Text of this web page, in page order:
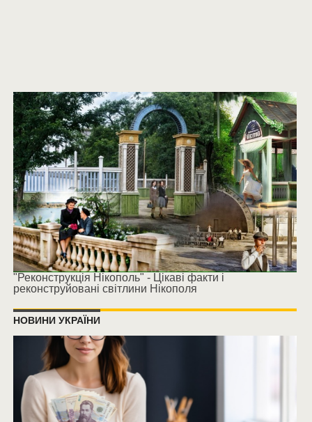
"Реконструкція Нікополь" - Цікаві факти і
реконструйовані світлини Нікополя
НОВИНИ УКРАЇНИ